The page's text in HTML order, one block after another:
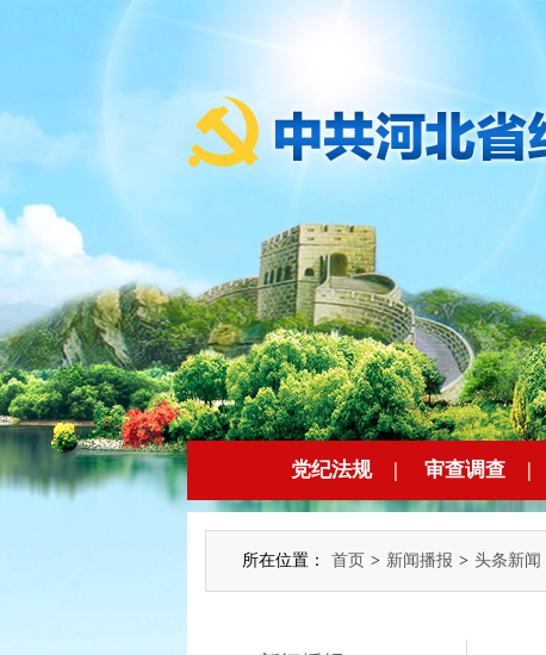
党纪法规 | 审查调查 |
所在位置： 首页 > 新闻播报 > 头条新闻